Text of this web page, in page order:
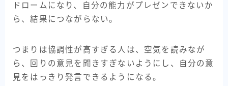
ドロームになり、自分の能力がプレゼンできないか
ら、結果につながらない。
つまりは協調性が高すぎる人は、空気を読みなが
ら、回りの意見を聞きすぎないようにし、自分の意
見をはっきり発言できるようになる。